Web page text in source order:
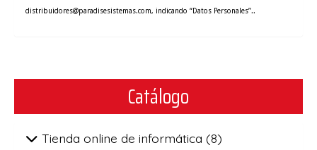
distribuidores@paradisesistemas.com, indicando “Datos Personales”..
Catálogo
Tienda online de informática (8)